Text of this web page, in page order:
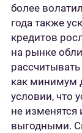
более
года также
кредитов
на рынке
как минимум
условии, что
не изменятся
выгодными.